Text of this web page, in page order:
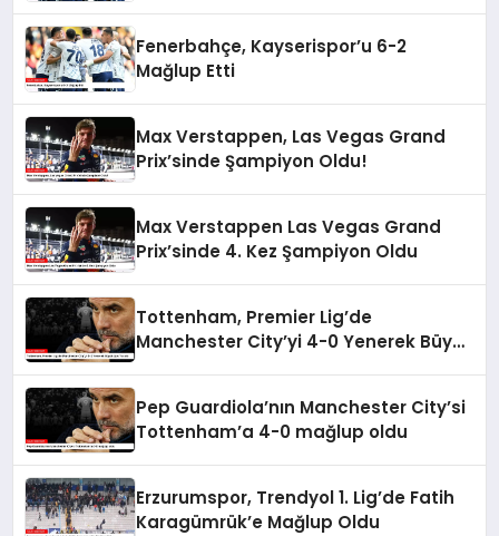
Fenerbahçe, Kayserispor’u 6-2
Mağlup Etti
Max Verstappen, Las Vegas Grand
Prix’sinde Şampiyon Oldu!
Max Verstappen Las Vegas Grand
Prix’sinde 4. Kez Şampiyon Oldu
Tottenham, Premier Lig’de
Manchester City’yi 4-0 Yenerek Büyük
Pep Guardiola’nın Manchester City’si
Tottenham’a 4-0 mağlup oldu
Erzurumspor, Trendyol 1. Lig’de Fatih
Karagümrük’e Mağlup Oldu